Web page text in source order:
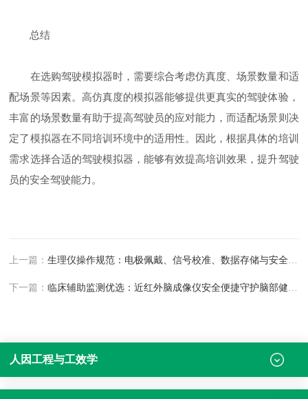
总结
在选购驾驶模拟器时，需要综合考虑仿真度、场景数量和适
配场景等因素。高仿真度的模拟器能够提供更真实的驾驶体验，
丰富的场景数量有助于提高驾驶员的应对能力，而适配场景则决
定了模拟器在不同培训环境中的适用性。因此，根据具体的培训
需求选择合适的驾驶模拟器，能够有效提高培训效果，提升驾驶
员的安全驾驶能力。
上一篇：生理仪操作规范：电极佩戴、信号校准、数据存储与安全使用实操要点
下一篇：临床辅助监测优选：近红外脑成像仪安全便捷守护脑部健康评估
人因工程与工效学